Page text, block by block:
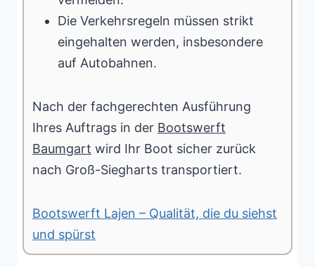
Die Verkehrsregeln müssen strikt
eingehalten werden, insbesondere
auf Autobahnen.
Nach der fachgerechten Ausführung
Ihres Auftrags in der Bootswerft
Baumgart wird Ihr Boot sicher zurück
nach Groß-Siegharts transportiert.
Bootswerft Lajen – Qualität, die du siehst
und spürst